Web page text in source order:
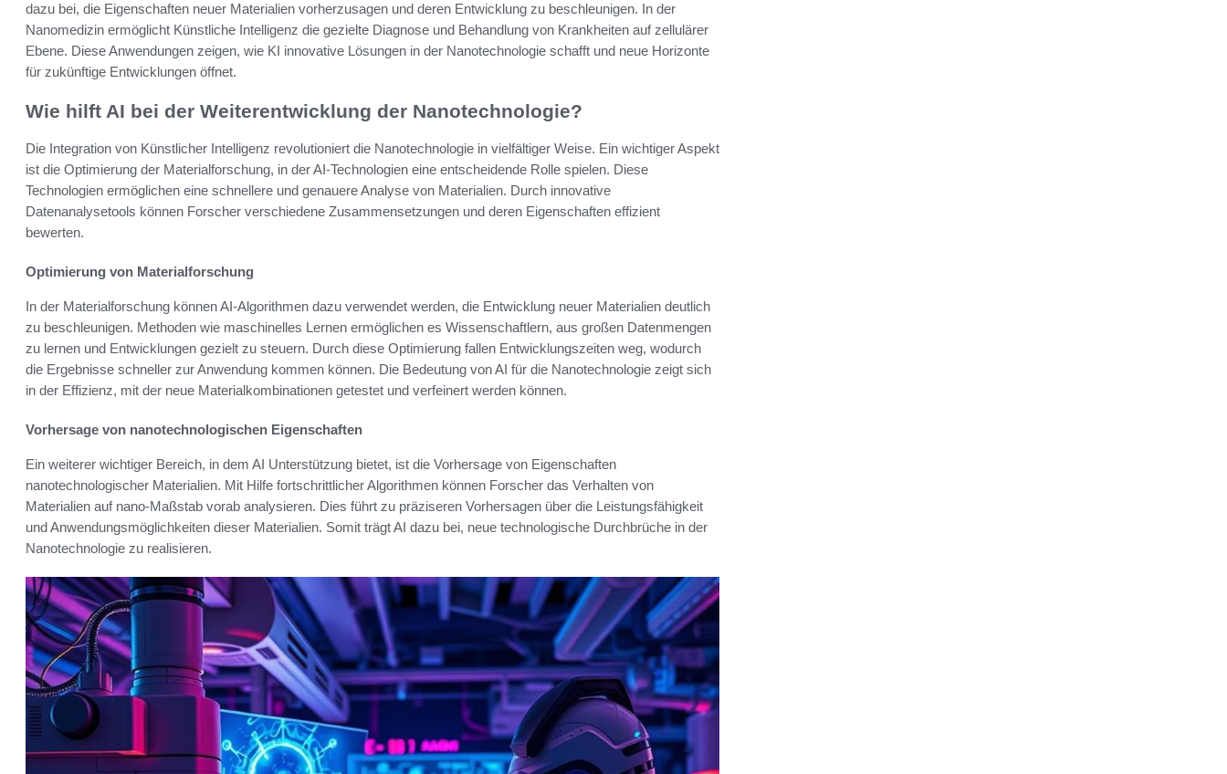
dazu bei, die Eigenschaften neuer Materialien vorherzusagen und deren Entwicklung zu beschleunigen. In der
Nanomedizin ermöglicht Künstliche Intelligenz die gezielte Diagnose und Behandlung von Krankheiten auf zellulärer
Ebene. Diese Anwendungen zeigen, wie KI innovative Lösungen in der Nanotechnologie schafft und neue Horizonte
für zukünftige Entwicklungen öffnet.
Wie hilft AI bei der Weiterentwicklung der Nanotechnologie?
Die Integration von Künstlicher Intelligenz revolutioniert die Nanotechnologie in vielfältiger Weise. Ein wichtiger Aspekt
ist die Optimierung der Materialforschung, in der AI-Technologien eine entscheidende Rolle spielen. Diese
Technologien ermöglichen eine schnellere und genauere Analyse von Materialien. Durch innovative
Datenanalysetools können Forscher verschiedene Zusammensetzungen und deren Eigenschaften effizient
bewerten.
Optimierung von Materialforschung
In der Materialforschung können AI-Algorithmen dazu verwendet werden, die Entwicklung neuer Materialien deutlich
zu beschleunigen. Methoden wie maschinelles Lernen ermöglichen es Wissenschaftlern, aus großen Datenmengen
zu lernen und Entwicklungen gezielt zu steuern. Durch diese Optimierung fallen Entwicklungszeiten weg, wodurch
die Ergebnisse schneller zur Anwendung kommen können. Die Bedeutung von AI für die Nanotechnologie zeigt sich
in der Effizienz, mit der neue Materialkombinationen getestet und verfeinert werden können.
Vorhersage von nanotechnologischen Eigenschaften
Ein weiterer wichtiger Bereich, in dem AI Unterstützung bietet, ist die Vorhersage von Eigenschaften
nanotechnologischer Materialien. Mit Hilfe fortschrittlicher Algorithmen können Forscher das Verhalten von
Materialien auf nano-Maßstab vorab analysieren. Dies führt zu präziseren Vorhersagen über die Leistungsfähigkeit
und Anwendungsmöglichkeiten dieser Materialien. Somit trägt AI dazu bei, neue technologische Durchbrüche in der
Nanotechnologie zu realisieren.